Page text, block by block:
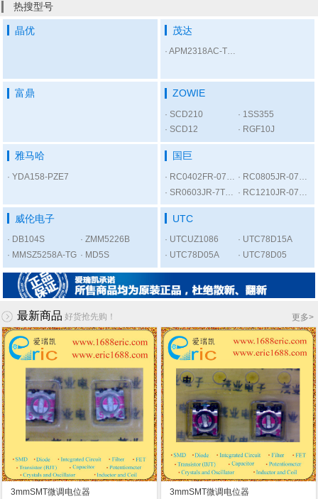
热搜型号
晶优 茂达
APM2318AC-TRL
富鼎 ZOWIE
SCD210
1SS355
SCD12
RGF10J
雅马哈
YDA158-PZE7
国巨
RC0402FR-07300RL
RC0805JR-075K6L
SR0603JR-7T1KL
RC1210JR-0756RL
威伦电子
DB104S
ZMM5226B
MMSZ5258A-TG
MD5S
UTC
UTCUZ1086
UTC78D15A
UTC78D05A
UTC78D05
更多>
最新商品 好货抢先购！
3mmSMT微调电位器
3mmSMT微调电位器